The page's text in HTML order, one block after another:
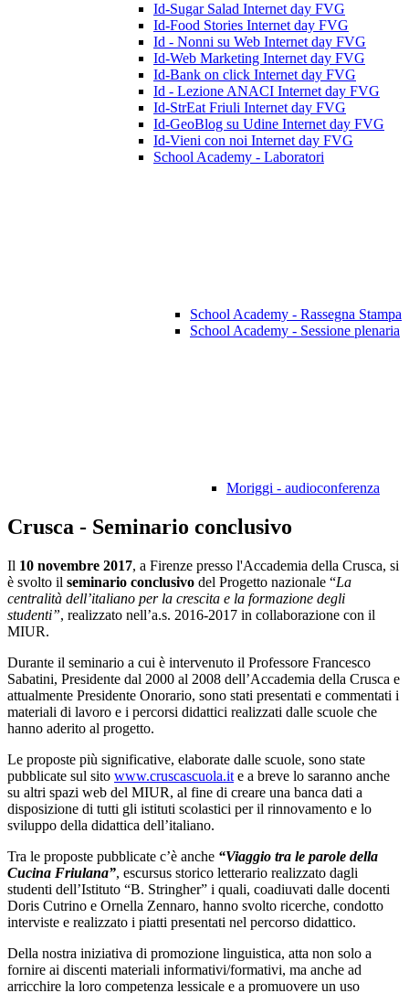
Id-Sugar Salad Internet day FVG
Id-Food Stories Internet day FVG
Id - Nonni su Web Internet day FVG
Id-Web Marketing Internet day FVG
Id-Bank on click Internet day FVG
Id - Lezione ANACI Internet day FVG
Id-StrEat Friuli Internet day FVG
Id-GeoBlog su Udine Internet day FVG
Id-Vieni con noi Internet day FVG
School Academy - Laboratori
School Academy - Rassegna Stampa
School Academy - Sessione plenaria
Moriggi - audioconferenza
Crusca - Seminario conclusivo
Il 10 novembre 2017, a Firenze presso l'Accademia della Crusca, si
è svolto il seminario conclusivo del Progetto nazionale “La
centralità dell’italiano per la crescita e la formazione degli
studenti”, realizzato nell’a.s. 2016-2017 in collaborazione con il
MIUR.
Durante il seminario a cui è intervenuto il Professore Francesco
Sabatini, Presidente dal 2000 al 2008 dell’Accademia della Crusca e
attualmente Presidente Onorario, sono stati presentati e commentati i
materiali di lavoro e i percorsi didattici realizzati dalle scuole che
hanno aderito al progetto.
Le proposte più significative, elaborate dalle scuole, sono state
pubblicate sul sito www.cruscascuola.it e a breve lo saranno anche
su altri spazi web del MIUR, al fine di creare una banca dati a
disposizione di tutti gli istituti scolastici per il rinnovamento e lo
sviluppo della didattica dell’italiano.
Tra le proposte pubblicate c’è anche “Viaggio tra le parole della
Cucina Friulana”, escursus storico letterario realizzato dagli
studenti dell’Istituto “B. Stringher” i quali, coadiuvati dalle docenti
Doris Cutrino e Ornella Zennaro, hanno svolto ricerche, condotto
interviste e realizzato i piatti presentati nel percorso didattico.
Della nostra iniziativa di promozione linguistica, atta non solo a
fornire ai discenti materiali informativi/formativi, ma anche ad
arricchire la loro competenza lessicale e a promuovere un uso